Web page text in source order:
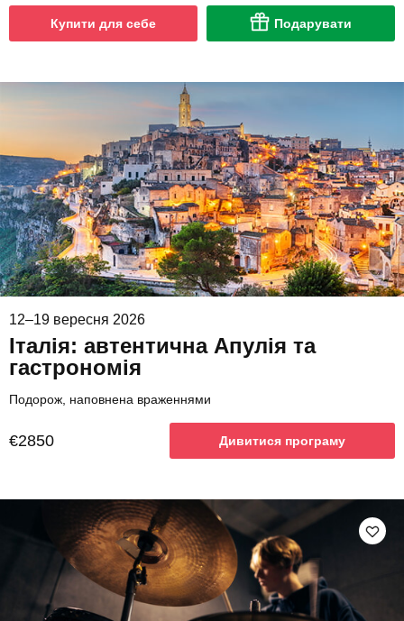
Купити для себе Подарувати
12–19 вересня 2026
Італія: автентична Апулія та
гастрономія
Подорож, наповнена враженнями
€2850 Дивитися програму